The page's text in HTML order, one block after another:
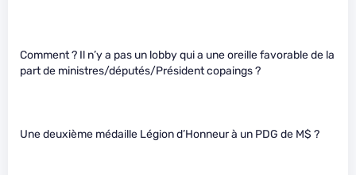
Comment ? Il n’y a pas un lobby qui a une oreille favorable de la
part de ministres/députés/Président copaings ?
Une deuxième médaille Légion d’Honneur à un PDG de M$ ?